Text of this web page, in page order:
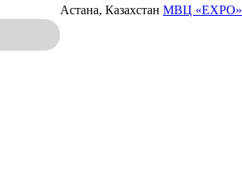
Астана, Казахстан МВЦ «EXPO»